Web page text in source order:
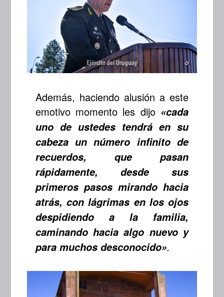
Además, haciendo alusión a este
emotivo momento les dijo«cada
uno de ustedes tendrá en su
cabeza un número infinito de
recuerdos, que pasan
rápidamente, desde sus
primeros pasos mirando hacia
atrás, con lágrimas en los ojos
despidiendo a la familia,
caminando hacia algo nuevo y
para muchos desconocido».